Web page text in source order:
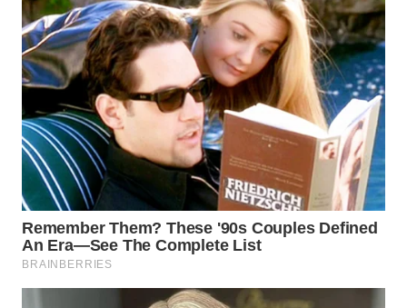
WN
KALTENG
WN
KALTARA
WN
KALSEL
WN
KALTIM
WN